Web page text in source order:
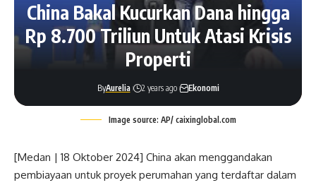
China Bakal Kucurkan Dana hingga
Rp 8.700 Triliun Untuk Atasi Krisis
Properti
ByAurelia 2 years ago Ekonomi
Image source: AP/ caixinglobal.com
[Medan | 18 Oktober 2024] China akan menggandakan
pembiayaan untuk proyek perumahan yang terdaftar dalam